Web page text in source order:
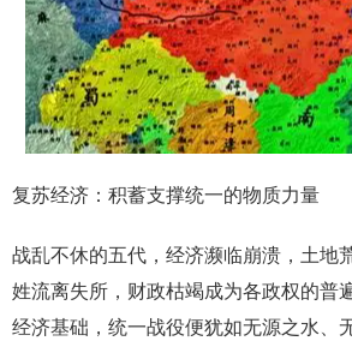
复苏经济：积蓄支撑统一的物质力量
战乱不休的五代，经济濒临崩溃，土地
姓流离失所，财政枯竭成为各政权的普
经济基础，统一战役便犹如无源之水、